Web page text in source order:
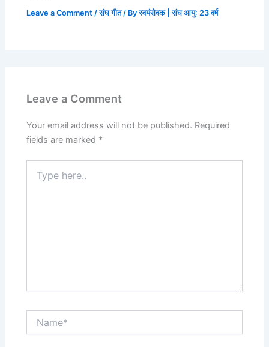
Leave a Comment /संघ गीत/ Byस्वयंसेवक | संघ आयु: 23 वर्ष
Leave a Comment
Your email address will not be published. Required
fields are marked *
here..